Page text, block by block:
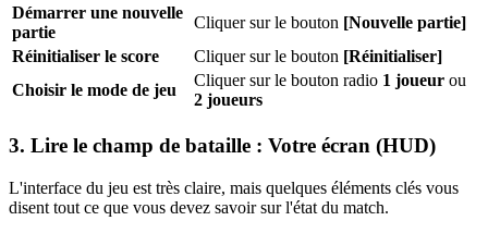
Démarrer une nouvelle
partie
Cliquer sur le bouton [Nouvelle partie]
Réinitialiser le score
Cliquer sur le bouton [Réinitialiser]
Choisir le mode de jeu
Cliquer sur le bouton radio 1 joueur ou
2 joueurs
3. Lire le champ de bataille : Votre écran (HUD)
L'interface du jeu est très claire, mais quelques éléments clés vous
disent tout ce que vous devez savoir sur l'état du match.